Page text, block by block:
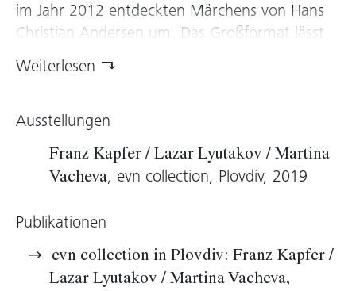
im Jahr 2012 entdeckten Märchens von Hans
Christian Andersen um. Das Großformat lässt
andere Blickwinkel zu. Und so verstärken sich
Die Tapete wurde mit ihrem Pendant
tallow candle (Detail)in der Ausstellung evn
collection: Franz Kapfer / Lazar Lyutakov /
Rahmen von
Oktober 2019 und als Teil vonWallpaper #3
von Dezember 2019 bis September 2020 in der
Weiterlesen
Ausstellungen
Franz Kapfer / Lazar Lyutakov / Martina
Vacheva, evn collection, Plovdiv, 2019
Publikationen
evn collection in Plovdiv: Franz Kapfer /
Lazar Lyutakov / Martina Vacheva,